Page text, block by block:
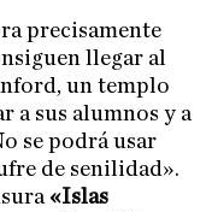
precisamente
llegar al
un templo
a sus alumnos y a
se podrá usar
de senilidad».
«Islas